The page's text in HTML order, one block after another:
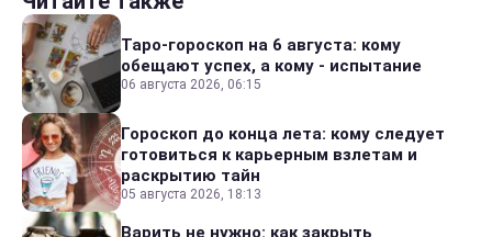
Таро-гороскоп на 6 августа: кому
обещают успех, а кому - испытание
06 августа 2026, 06:15
Гороскоп до конца лета: кому следует
готовиться к карьерным взлетам и
раскрытию тайн
05 августа 2026, 18:13
Варить не нужно: как закрыть